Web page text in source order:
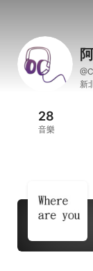
新
28
音樂